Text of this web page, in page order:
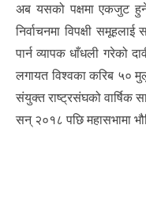
अब यसको पक्षमा एकजुट
निर्वाचनमा विपक्षी समूहलाई
पार्न व्यापक धाँधली गरेको
लगायत विश्वका करिब ५०
संयुक्त राष्ट्रसंघको वार्षिक
सन् २०१८ पछि महासभामा